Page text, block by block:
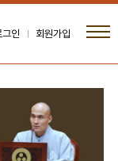
그인 회원가입